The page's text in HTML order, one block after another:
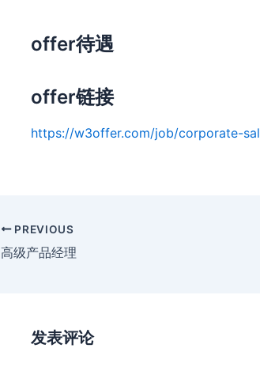
offer待遇
offer链接
https://w3offer.com/job/corporate-
Post
navigation
PREVIOUS
高级产品经理
发表评论